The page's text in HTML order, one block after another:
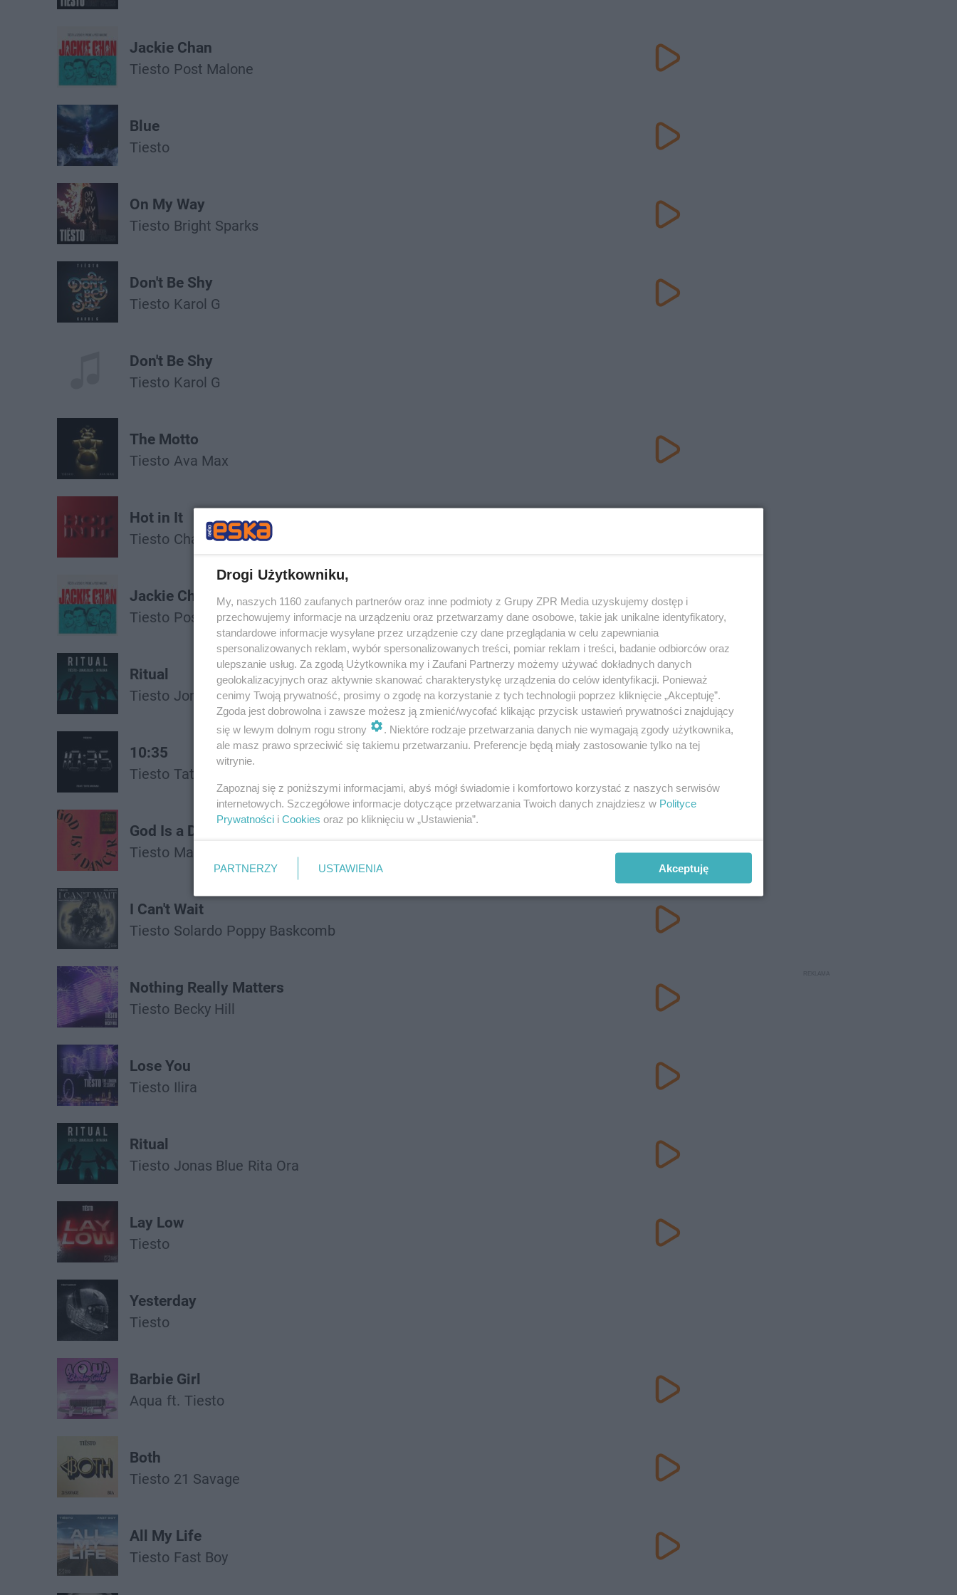
Jackie Chan
Tiesto Post Malone
Blue
Tiesto
On My Way
Tiesto Bright Sparks
Don't Be Shy
Tiesto Karol G
Don't Be Shy
Tiesto Karol G
The Motto
Tiesto Ava Max
Hot in It
Tiesto Charli Xcx
Jackie Chan
Tiesto Post Malone
Ritual
Tiesto Jonas Blue Rita Ora
10:35
Tiesto Tate Mcrae
God Is a Dancer
Tiesto Mabel
I Can't Wait
Tiesto Solardo Poppy Baskcomb
Nothing Really Matters
Tiesto Becky Hill
Lose You
Tiesto Ilira
Ritual
Tiesto Jonas Blue Rita Ora
Lay Low
Tiesto
Yesterday
Tiesto
Barbie Girl
Aqua ft. Tiesto
Both
Tiesto 21 Savage
All My Life
Tiesto Fast Boy
Drogi Użytkowniku,
My, naszych 1160 zaufanych partnerów oraz inne podmioty z Grupy ZPR Media uzyskujemy dostęp i
przechowujemy informacje na urządzeniu oraz przetwarzamy dane osobowe, takie jak unikalne identyfikatory,
standardowe informacje wysyłane przez urządzenie czy dane przeglądania w celu zapewniania
spersonalizowanych reklam, wybór spersonalizowanych treści, pomiar reklam i treści, badanie odbiorców oraz
ulepszanie usług. Za zgodą Użytkownika my i Zaufani Partnerzy możemy używać dokładnych danych
geolokalizacyjnych oraz aktywnie skanować charakterystykę urządzenia do celów identyfikacji. Ponieważ
cenimy Twoją prywatność, prosimy o zgodę na korzystanie z tych technologii poprzez kliknięcie „Akceptuję”.
Zgoda jest dobrowolna i zawsze możesz ją zmienić/wycofać klikając przycisk ustawień prywatności znajdujący
się w lewym dolnym rogu strony
. Niektóre rodzaje przetwarzania danych nie wymagają zgody użytkownika,
ale masz prawo sprzeciwić się takiemu przetwarzaniu. Preferencje będą miały zastosowanie tylko na tej
witrynie.
Zapoznaj się z poniższymi informacjami, abyś mógł świadomie i komfortowo korzystać z naszych serwisów
internetowych. Szczegółowe informacje dotyczące przetwarzania Twoich danych znajdziesz w Polityce
Prywatności i Cookies oraz po kliknięciu w „Ustawienia”.
PARTNERZY USTAWIENIA Akceptuję